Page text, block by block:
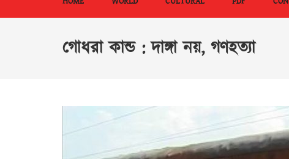
গোধরা কান্ড : দাঙ্গা নয়, গণহত্যা